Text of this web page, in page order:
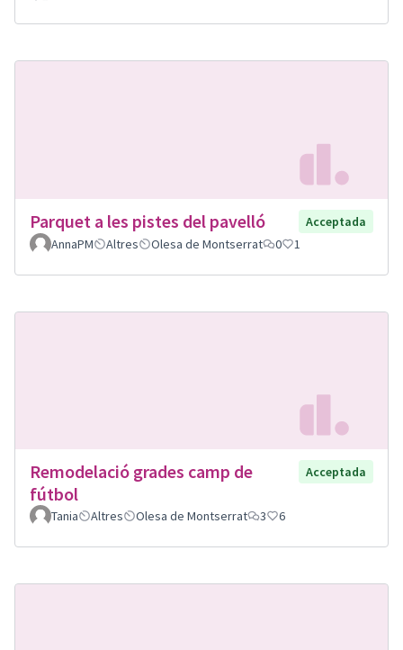
Parquet a les pistes del pavelló
Acceptada
AnnaPM
Altres Olesa de Montserrat 0 1
Remodelació grades camp de
fútbol
Acceptada
Tania Altres Olesa de Montserrat 3 6